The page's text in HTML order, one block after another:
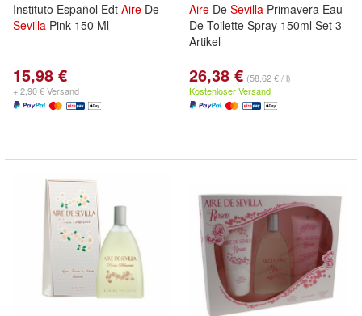
Instituto Español Edt Aire De
Sevilla Pink 150 Ml
15,98 €
+ 2,90 € Versand
Aire De Sevilla Primavera Eau
De Toilette Spray 150ml Set 3
Artikel
26,38 € (58,62 € / l)
Kostenloser Versand